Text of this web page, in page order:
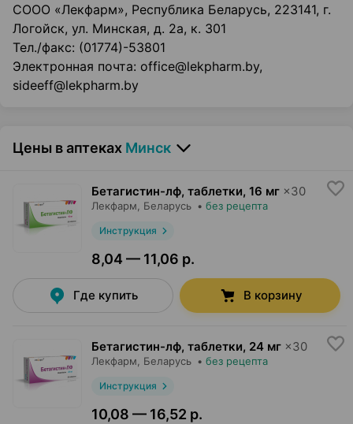
СООО «Лекфарм», Республика Беларусь, 223141, г.
Логойск, ул. Минская, д. 2а, к. 301
Тел./факс: (01774)-53801
Электронная почта: office@lekpharm.by,
sideeff@lekpharm.by
Цены в аптеках Минск
Бетагистин-лф, таблетки, 16 мг ×30
Лекфарм, Беларусь • без рецепта
Инструкция
8,04 — 11,06 р.
Где купить В корзину
Бетагистин-лф, таблетки, 24 мг ×30
Лекфарм, Беларусь • без рецепта
Инструкция
10,08 — 16,52 р.